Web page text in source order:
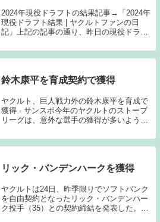
2024年現役ドラフトの結果記事→「2024年
現役ドラフト結果 | ヤクルトファンの日
記」上記の記事の通り、昨日の現役ドラフ
し、柴田大地は、楽天へ移籍することとな
った。現役ドラフトならではの、出入りに
鈴木康平を育成契約で獲得
ヤクルト、巨人戦力外の鈴木康平を育成で
獲得 - サンスポ今年のヤクルトのストーブ
リーグは、意外な選手の獲得が多いように
鈴木康平もしくはK-鈴木に対する私なりの
印象は「非常に見栄えの良い本格派右腕」
リック・バンデンハークを獲得
ヤクルトは24日、昨季限りでソフトバンク
を自由契約となったリック・バンデンハー
ク投手（35）との契約締結を発表した。1